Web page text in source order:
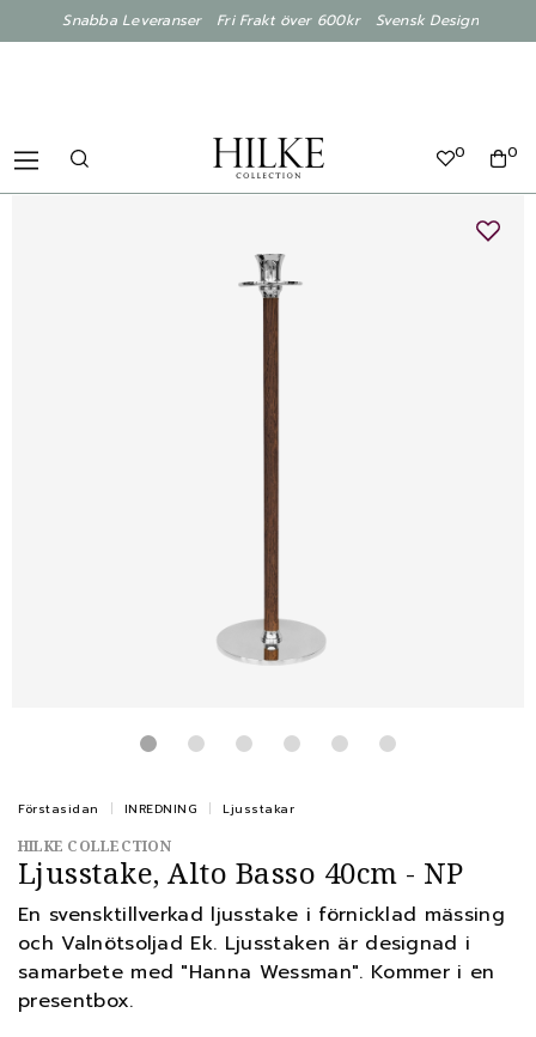
Snabba Leveranser Fri Frakt över 600kr Svensk Design
0
0
Förstasidan INREDNING Ljusstakar
HILKE COLLECTION
Ljusstake, Alto Basso 40cm - NP
En svensktillverkad ljusstake i förnicklad mässing
och Valnötsoljad Ek. Ljusstaken är designad i
samarbete med "Hanna Wessman". Kommer i en
presentbox.